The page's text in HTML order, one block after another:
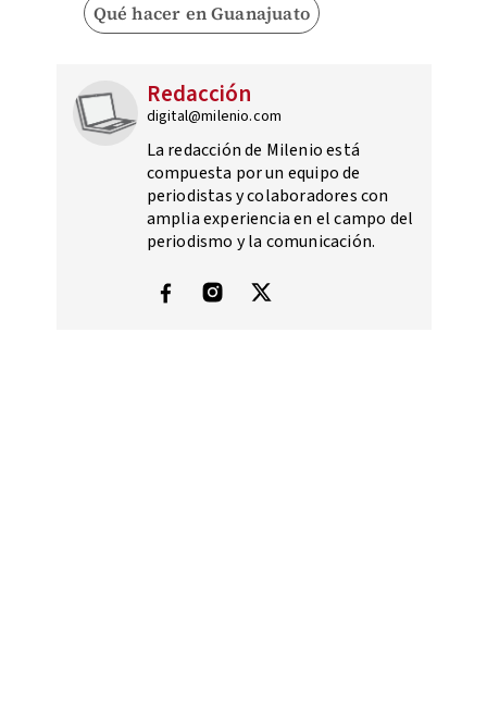
Qué hacer en Guanajuato
Redacción
digital@milenio.com
La redacción de Milenio está
compuesta por un equipo de
periodistas y colaboradores con
amplia experiencia en el campo del
periodismo y la comunicación.